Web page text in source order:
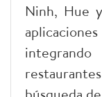
Ninh, Hue